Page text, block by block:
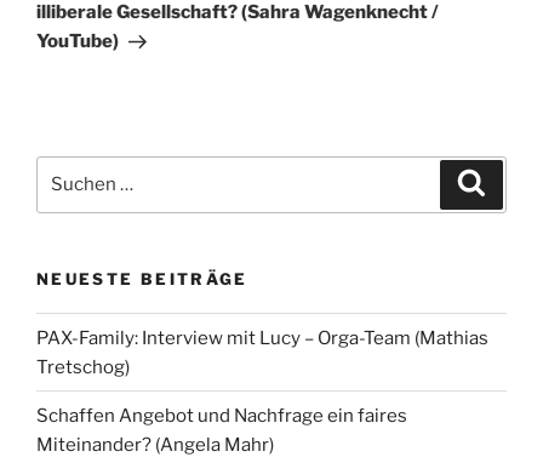
illiberale Gesellschaft? (Sahra Wagenknecht /
YouTube)
nach:
NEUESTE BEITRÄGE
PAX-Family: Interview mit Lucy – Orga-Team (Mathias
Tretschog)
Schaffen Angebot und Nachfrage ein faires
Miteinander? (Angela Mahr)